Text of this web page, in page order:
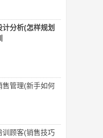
分析(怎样规划
售管理(新手如何
训顾客(销售技巧